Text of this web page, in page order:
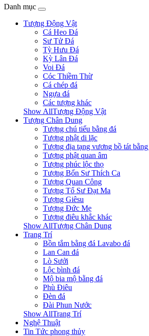
Danh mục
Tượng Động Vật
Cá Heo Đá
Sư Tử Đá
Tỳ Hưu Đá
Kỳ Lân Đá
Voi Đá
Cóc Thiềm Thừ
Cá chép đá
Ngựa đá
Các tượng khác
Show AllTượng Động Vật
Tượng Chân Dung
Tượng chú tiểu bằng đá
Tượng phật di lặc
Tượng địa tạng vương bồ tát bằng
Tượng phật quan âm
Tượng phúc lộc thọ
Tượng Bổn Sư Thích Ca
Tượng Quan Công
Tượng Tổ Sư Đạt Ma
Tượng Giêsu
Tượng Đức Mẹ
Tượng điêu khắc khác
Show AllTượng Chân Dung
Trang Trí
Bồn tắm bằng đá Lavabo đá
Lan Can đá
Lò Sưởi
Lộc bình đá
Mộ bia mộ bằng đá
Phù Điêu
Đèn đá
Đài Phun Nước
Show AllTrang Trí
Nghệ Thuật
Tin Tức phong thủy